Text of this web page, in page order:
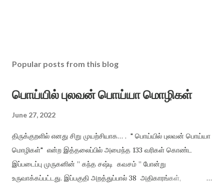
Popular posts from this blog
பொய்யில் புலவன் பொய்யா மொழிகள்
June 27, 2022
திருக்குறளில் எனது சிறு முயற்சியாக… . " பொய்யில் புலவன் பொய்யா
மொழிகள்" என்ற இத்தலைப்பில் அமைந்த 133 வரிகள் கொண்ட
இப்படைப்பு முருகனின் ” கந்த சஷ்டி கவசம் ” போன்று
உருவாக்கப்பட்டது. இப்பகுதி அறத்துப்பால் 38 அதிகாரங்கள்,